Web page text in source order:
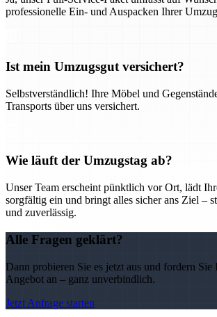
professionelle Ein- und Auspacken Ihrer
Ist mein Umzugsgut versichert?
Selbstverständlich! Ihre Möbel und
Transports über uns versichert.
Wie läuft der Umzugstag ab?
Unser Team erscheint pünktlich vor Ort, lädt
sorgfältig ein und bringt alles sicher ans Ziel –
und zuverlässig.
Alle Fragen geklärt?
Dann probieren Sie es jetzt aus und fordern
Angebot an – ganz unverbindlich.
Jetzt Anfrage starten